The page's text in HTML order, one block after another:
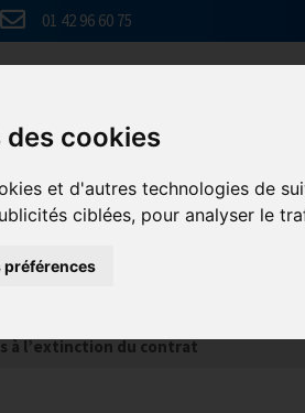
cookies
et d'autres technologies de
ciblées, pour analyser le
préférences
01 42 96 60 75
à l’extinction du contrat